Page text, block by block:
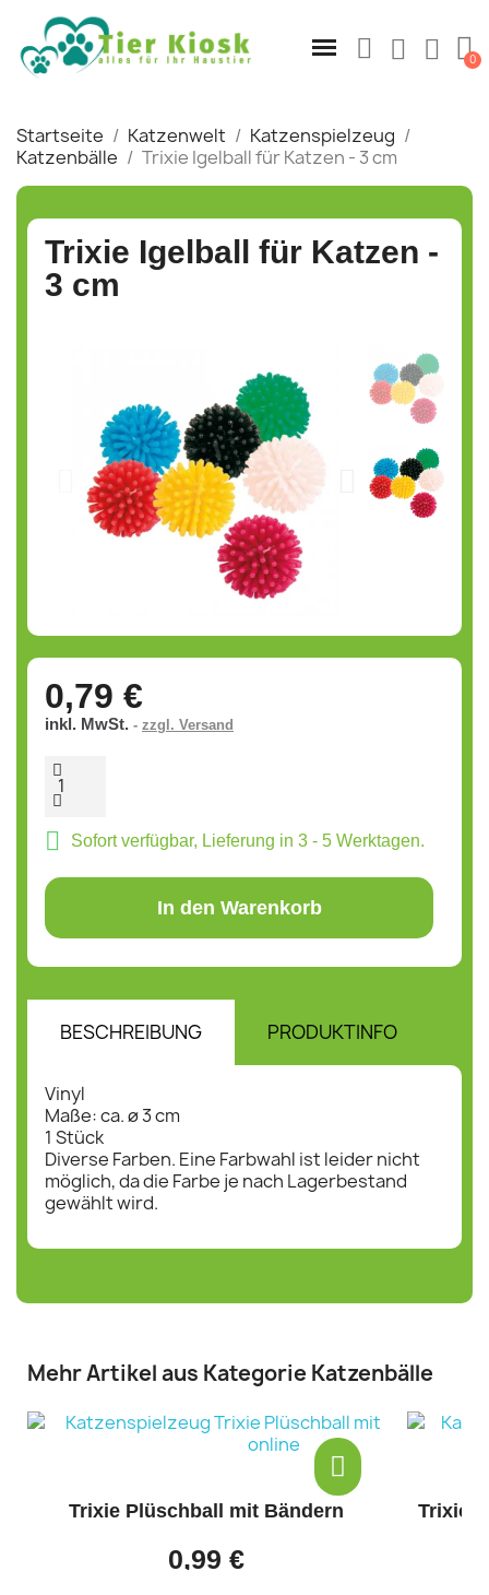
Startseite Katzenwelt
Katzenspielzeug
Katzenbälle
Trixie Igelball für Katzen - 3 cm
Trixie Igelball für Katzen -
3 cm
0,79 €
inkl. MwSt. zzgl. Versand
Sofort verfügbar, Lieferung in 3 - 5 Werktagen.
In den Warenkorb
BESCHREIBUNG PRODUKTINFO
Vinyl
Maße: ca. ø 3 cm
1 Stück
Diverse Farben. Eine Farbwahl ist leider nicht
möglich, da die Farbe je nach Lagerbestand
gewählt wird.
Mehr Artikel aus Kategorie Katzenbälle
Trixie Plüschball mit Bändern
0,99 €
Trixie